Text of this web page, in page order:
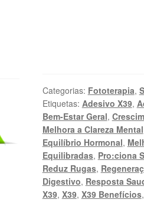
Categorias: Fototerapia,
Etiquetas: Adesivo X39,
Bem-Estar Geral,
Melhora a Clareza Mental
Equilíbrio Hormonal,
Equilibradas, Pro:ciona
Reduz Rugas,
Digestivo, Resposta
X39, X39, X39 Benefícios